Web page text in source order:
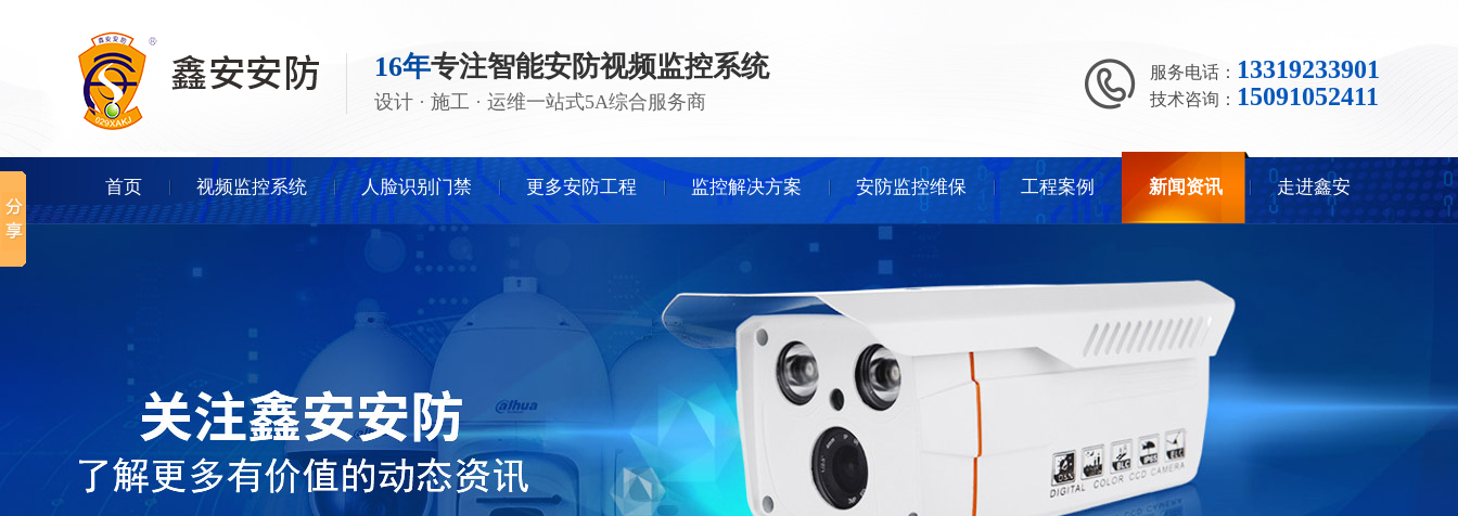
16年专注智能安防视频监控系统
设计 · 施工 · 运维一站式5A综合服务商
服务电话： 13319233901
技术咨询： 15091052411
首页 视频监控系统 人脸识别门禁 更多安防工程 监控解决方案 安防监控维保 工程案例 新闻资讯 走进鑫安